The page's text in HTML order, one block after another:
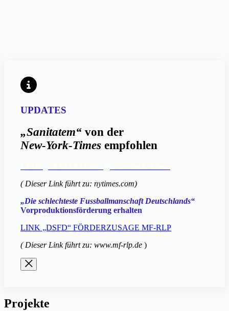
UPDATES
„Sanitatem“ von der
New-York-Times empfohlen
( Dieser Link führt zu: nytimes.com)
„Die schlechteste Fussballmanschaft Deutschlands“
Vorproduktionsförderung erhalten
LINK „DSFD“ FÖRDERZUSAGE MF-RLP
( Dieser Link führt zu: www.mf-rlp.de )
Projekte